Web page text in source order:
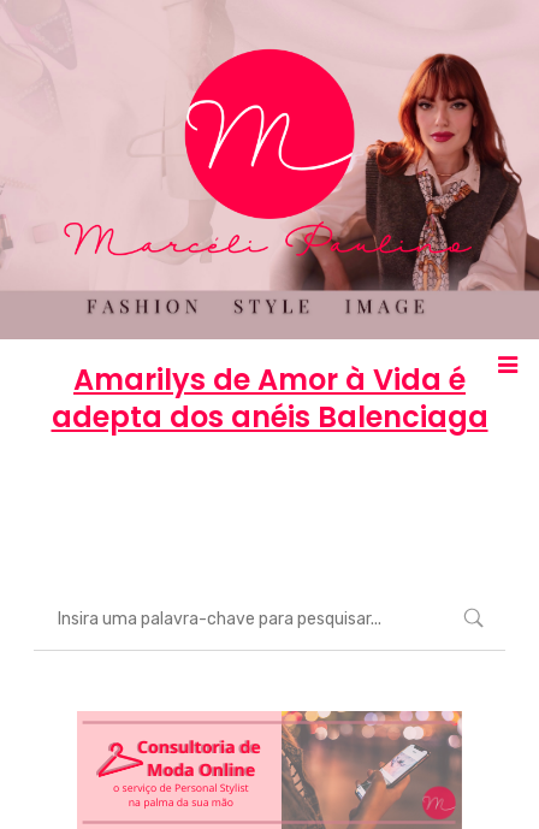
Amarilys de Amor à Vida é
adepta dos anéis Balenciaga